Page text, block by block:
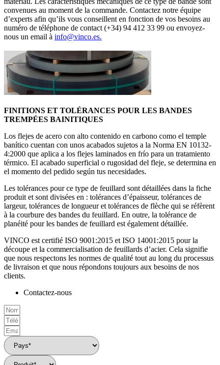
convenues au moment de la commande. Contactez notre équipe
d’experts afin qu’ils vous conseillent en fonction de vos besoins au
numéro de téléphone de contact (+34) 94 412 33 99 ou envoyez-
nous un email à info@vinco.es.
FINITIONS ET TOLÉRANCES POUR LES BANDES
TREMPÉES BAINITIQUES
Los flejes de acero con alto contenido en carbono como el temple
banítico cuentan con unos acabados sujetos a la Norma EN 10132-
4:2000 que aplica a los flejes laminados en frío para un tratamiento
térmico. El acabado superficial o rugosidad del fleje, se determina en
el momento del pedido según tus necesidades.
Les tolérances pour ce type de feuillard sont détaillées dans la fiche
produit et sont divisées en : tolérances d’épaisseur, tolérances de
largeur, tolérances de longueur et tolérances de flèche qui se réfèrent
à la courbure des bandes du feuillard. En outre, la tolérance de
planéité pour les bandes de feuillard est également détaillée.
VINCO est certifié ISO 9001:2015 et ISO 14001:2015 pour la
découpe et la commercialisation de feuillards d’acier. Cela signifie
que nous respectons les normes de qualité tout au long du processus
de livraison et que nous répondons toujours aux besoins de nos
clients.
Contactez-nous